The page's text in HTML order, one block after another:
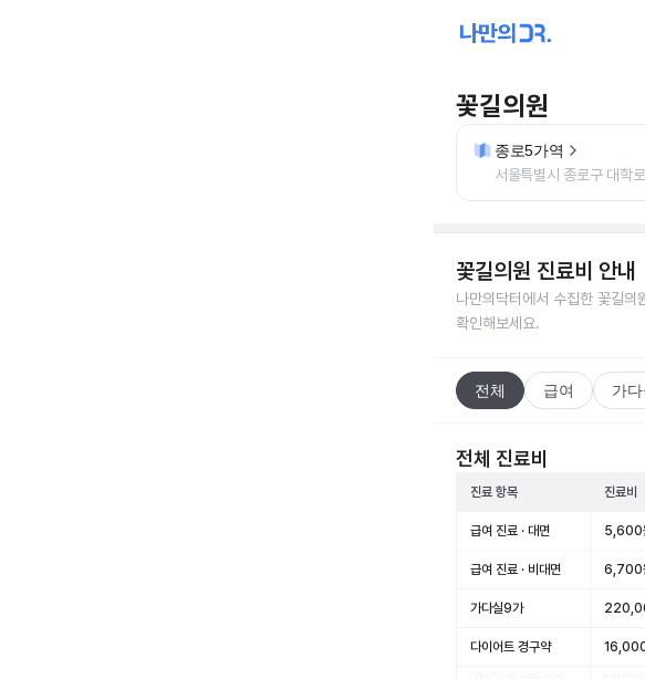
꽃길의원
종로5가역
서울특별시 종로구 대학
꽃길의원 진료비 안내
나만의닥터에서 수집한 꽃길의
확인해보세요.
전체 급여 가
전체 진료비
진료 항목 진료비
급여 진료 · 대면 5,600
급여 진료 · 비대면 6,700
가다실9가
다이어트 경구약